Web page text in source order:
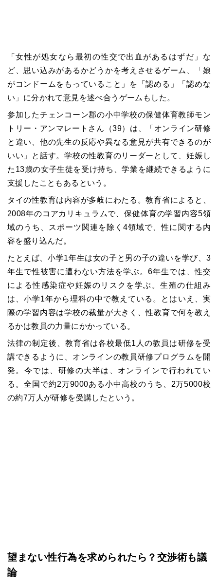
「女性が処女なら最初の性交で出血があるはずだ」な
ど、思い込みがあるかどうかを考えさせるゲーム、「娘
がコンドームをもっていること」を「認める」「認めな
い」に分かれて意見を述べ合うゲームもした。
参加したチェンコーン郡の小中学校の保健体育教師モン
トリー・アンマレートさん（39）は、「オンライン研修
と違い、他の先生の反応や異なる意見が共有できるのが
いい」と話す。学校の性教育のリーダーとして、妊娠し
た13歳の女子生徒を受け持ち、学業を継続できるように
支援したこともあるという。
タイの性教育は内容が多岐にわたる。教育省によると、
2008年のコアカリキュラムで、保健体育の学習内容5領
域のうち、スポーツ関連を除く4領域で、性に関する内
容を盛り込んだ。
たとえば、小学1年生は女の子と男の子の違いを学び、3
年生で性被害に遭わない方法を学ぶ。6年生では、性交
による性感染症や妊娠のリスクを学ぶ。生殖の仕組み
は、小学1年から理科の中で教えている。とはいえ、実
際の学習内容は学校の裁量が大きく、性教育で何を教え
るかは教員の力量にかかっている。
法律の制定後、教育省は各校最低1人の教員は研修を受
講できるように、オンラインの教員研修プログラムを開
発。今では、研修の大半は、オンラインで行われてい
る。全国で約2万9000ある小中高校のうち、2万5000校
の約7万人が研修を受講したという。
望まない性行為を求められたら？交渉術も議
論